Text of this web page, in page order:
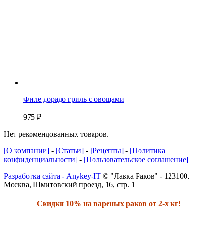
Филе дорадо гриль с овощами
975 ₽
Нет рекомендованных товаров.
[О компании] - [Статьи] - [Рецепты] - [Политика
конфиденциальности] - [Пользовательское соглашение]
Разработка сайта - Anykey-IT © "Лавка Раков" - 123100,
Москва, Шмитовский проезд, 16, стр. 1
Скидки 10% на вареных раков от 2-х кг!